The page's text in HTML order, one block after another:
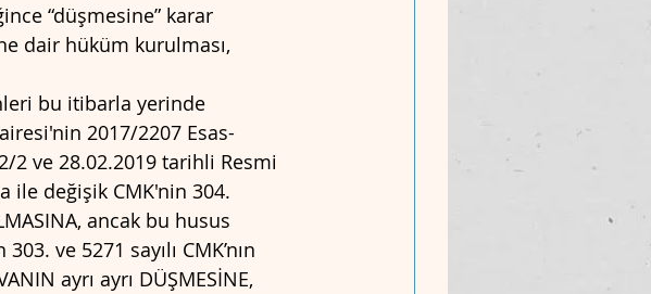
“düşmesine” karar
dair hüküm kurulması,
bu itibarla yerinde
2017/2207 Esas-
2 ve 28.02.2019 tarihli Resmi
ile değişik CMK'nin 304.
ancak bu husus
ve 5271 sayılı CMK’nın
ayrı ayrı DÜŞMESİNE,